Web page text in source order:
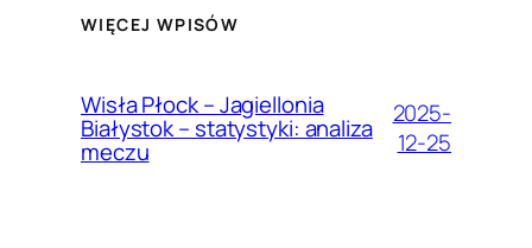
WIĘCEJ WPISÓW
Wisła Płock – Jagiellonia
Białystok – statystyki: analiza
meczu
2025-
12-25